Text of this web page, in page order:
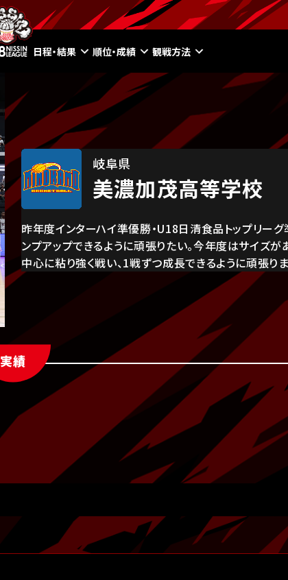
日程・結果 順位・成績 観戦方法
岐阜県
美濃加茂高等学校
昨年度インターハイ準優勝・U18日清食品トップリー
ンプアップできるように頑張りたい。今年度はサイズ
中心に粘り強く戦い、1戦ずつ成長できるように頑張りま
実績